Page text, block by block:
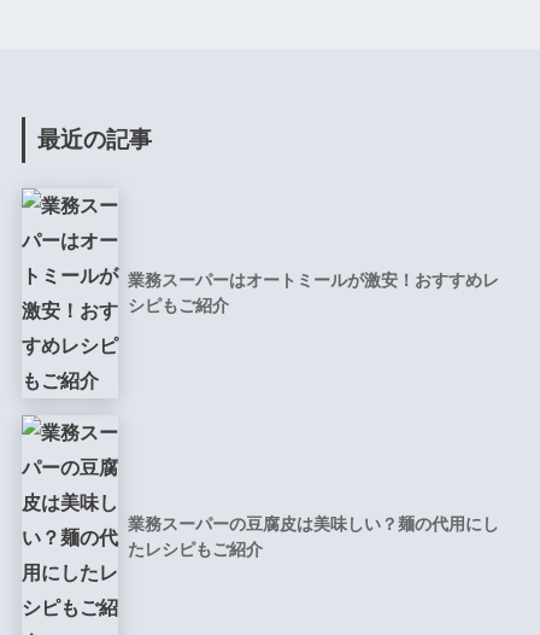
最近の記事
業務スーパーはオートミールが激安！おすすめレ
シピもご紹介
業務スーパーの豆腐皮は美味しい？麺の代用にし
たレシピもご紹介